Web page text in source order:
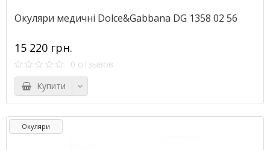
Окуляри медичні Dolce&Gabbana DG 1358 02 56
15 220 грн.
0 отзывов
Купити
Окуляри